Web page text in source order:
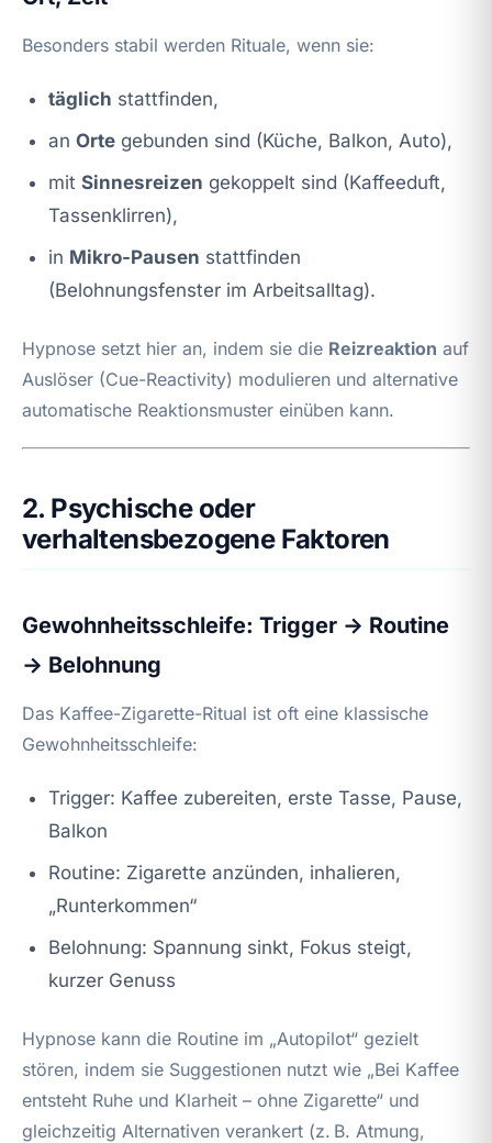
Besonders stabil werden Rituale, wenn sie:
täglich stattfinden,
an Orte gebunden sind (Küche, Balkon, Auto),
mit Sinnesreizen gekoppelt sind (Kaffeeduft,
Tassenklirren),
in Mikro-Pausen stattfinden
(Belohnungsfenster im Arbeitsalltag).
Hypnose setzt hier an, indem sie die Reizreaktion auf
Auslöser (Cue-Reactivity) modulieren und alternative
automatische Reaktionsmuster einüben kann.
2. Psychische oder
verhaltensbezogene Faktoren
Gewohnheitsschleife: Trigger → Routine
→ Belohnung
Das Kaffee-Zigarette-Ritual ist oft eine klassische
Gewohnheitsschleife:
Trigger: Kaffee zubereiten, erste Tasse, Pause,
Balkon
Routine: Zigarette anzünden, inhalieren,
„Runterkommen“
Belohnung: Spannung sinkt, Fokus steigt,
kurzer Genuss
Hypnose kann die Routine im „Autopilot“ gezielt
stören, indem sie Suggestionen nutzt wie „Bei Kaffee
entsteht Ruhe und Klarheit – ohne Zigarette“ und
gleichzeitig Alternativen verankert (z. B. Atmung,